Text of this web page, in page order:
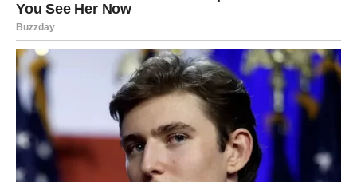
ne forsiraš – ono što je tvoje dolazi samo
ostaneš otvoren/na za nova iskustva
ne dozvoliš starim strahovima da upravljaju tvojim
izborima
Ovo je vreme kada se snovi mogu približiti stvarnosti, ali